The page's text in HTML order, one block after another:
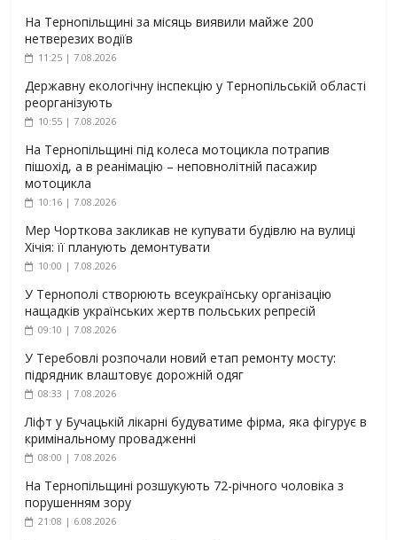
На Тернопільщині за місяць виявили майже 200
нетверезих водіїв
11:25 | 7.08.2026
Державну екологічну інспекцію у Тернопільській області
реорганізують
10:55 | 7.08.2026
На Тернопільщині під колеса мотоцикла потрапив
пішохід, а в реанімацію – неповнолітній пасажир
мотоцикла
10:16 | 7.08.2026
Мер Чорткова закликав не купувати будівлю на вулиці
Хічія: її планують демонтувати
10:00 | 7.08.2026
У Тернополі створюють всеукраїнську організацію
нащадків українських жертв польських репресій
09:10 | 7.08.2026
У Теребовлі розпочали новий етап ремонту мосту:
підрядник влаштовує дорожній одяг
08:33 | 7.08.2026
Ліфт у Бучацькій лікарні будуватиме фірма, яка фігурує в
кримінальному провадженні
08:00 | 7.08.2026
На Тернопільщині розшукують 72-річного чоловіка з
порушенням зору
21:08 | 6.08.2026